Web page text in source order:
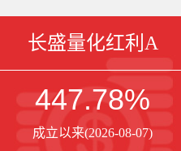
长盛量化红利A
447.78%
成立以来(2026-08-07)